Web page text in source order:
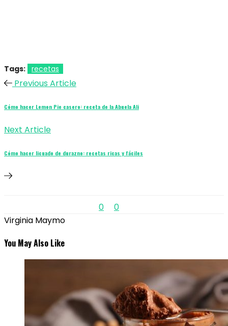
Tags: recetas
Previous Article
Cómo hacer Lemon Pie casero: receta de la Abuela Ali
Next Article
Cómo hacer licuado de durazno: recetas ricas y fáciles
0
0
Virginia Maymo
You May Also Like